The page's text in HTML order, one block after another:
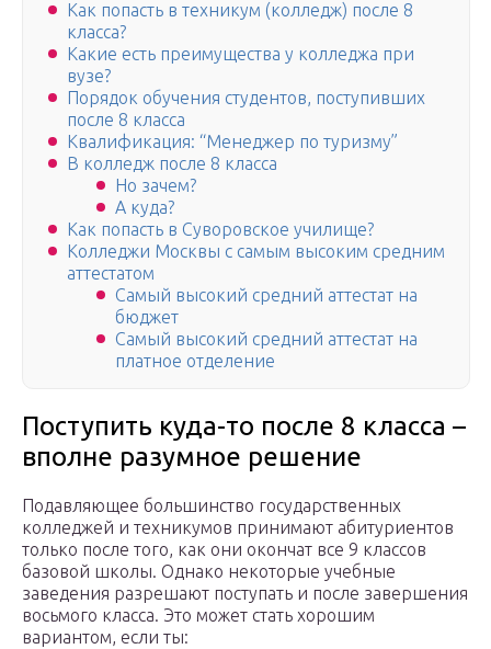
Как попасть в техникум (колледж) после 8
класса?
Какие есть преимущества у колледжа при
вузе?
Порядок обучения студентов, поступивших
после 8 класса
Квалификация: “Менеджер по туризму”
В колледж после 8 класса
Но зачем?
А куда?
Как попасть в Суворовское училище?
Колледжи Москвы с самым высоким средним
аттестатом
Самый высокий средний аттестат на
бюджет
Самый высокий средний аттестат на
платное отделение
Поступить куда-то после 8 класса –
вполне разумное решение
Подавляющее большинство государственных
колледжей и техникумов принимают абитуриентов
только после того, как они окончат все 9 классов
базовой школы. Однако некоторые учебные
заведения разрешают поступать и после завершения
восьмого класса. Это может стать хорошим
вариантом, если ты: